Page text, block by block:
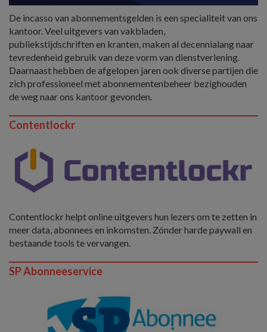
De incasso van abonnementsgelden is een specialiteit van ons
kantoor. Veel uitgevers van vakbladen,
publiekstijdschriften en kranten, maken al decennialang naar
tevredenheid gebruik van deze vorm van dienstverlening.
Daarnaast hebben de afgelopen jaren ook diverse partijen die
zich professioneel met abonnementenbeheer bezighouden
de weg naar ons kantoor gevonden.
Contentlockr
Contentlockr helpt online uitgevers hun lezers om te zetten in
meer data, abonnees en inkomsten. Zónder harde paywall en
bestaande tools te vervangen.
SP Abonneeservice